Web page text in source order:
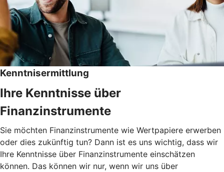
Kenntnisermittlung
Ihre Kenntnisse über
Finanzinstrumente
Sie möchten Finanzinstrumente wie Wertpapiere erwerben
oder dies zukünftig tun? Dann ist es uns wichtig, dass wir
Ihre Kenntnisse über Finanzinstrumente einschätzen
können. Das können wir nur, wenn wir uns über